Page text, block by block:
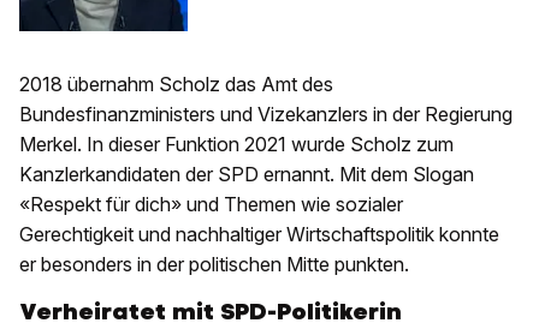
2018 übernahm Scholz das Amt des
Bundesfinanzministers und Vizekanzlers in der Regierung
Merkel. In dieser Funktion 2021 wurde Scholz zum
Kanzlerkandidaten der SPD ernannt. Mit dem Slogan
«Respekt für dich» und Themen wie sozialer
Gerechtigkeit und nachhaltiger Wirtschaftspolitik konnte
er besonders in der politischen Mitte punkten.
Verheiratet mit SPD-Politikerin